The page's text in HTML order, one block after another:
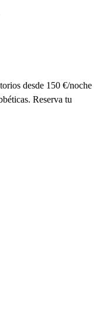
desde 150 €/noche
Reserva tu